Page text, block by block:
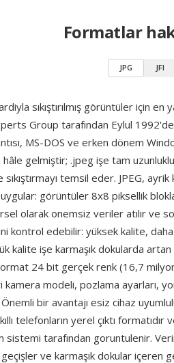
Formatlar
JPG JFI
sıkıştırılmış görüntüler için en
Group tarafından Eylul
MS-DOS ve erken dönem
hâle gelmiştir; .jpeg işe tam
temsil eder. JPEG,
uygular: görüntüler 8x8 piksellik
olarak onemsiz veriler atılır ve
kontrol edebilir: yüksek kalite,
kalite işe karmaşık dokularda
24 bit gerçek renk (16,7
modeli, pozlama ayarları,
bir avantajı esiz cihaz
telefonların yerel çıktı
sistemi tarafından goruntulenir.
ve karmaşık dokular içeren